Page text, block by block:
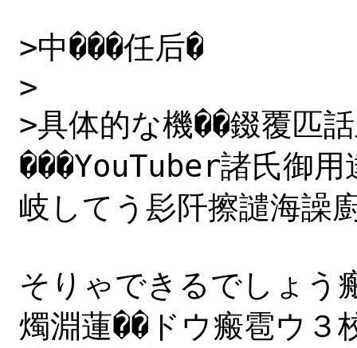
>中���任后�
>
>具体的な機��錣覆匹
���YouTuber諸氏御用
岐してう髟阡擦譴海譟
そりゃできるでしょう
燭淵蓮��ドウ瘢雹ウ３